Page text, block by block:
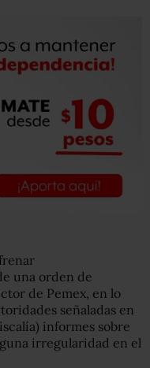
una orden de
de Pemex, en lo
señaladas en
informes sobre
irregularidad en el